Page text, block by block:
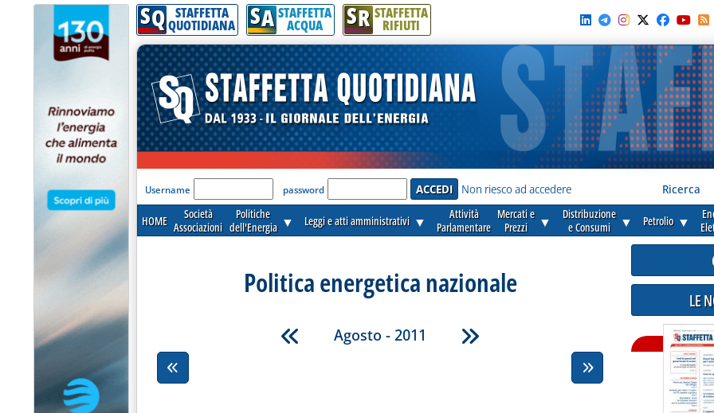
SQ STAFFETTA
QUOTIDIANA SA STAFFETTA
ACQUA SR STAFFETTA
RIFIUTI
'Modulo Login per accedere'
Username password Non riesco ad accedere Ricerca
HOME
Società
Associazioni
Politiche
dell'Energia ▼ Leggi e atti amministrativi ▼
Attività
Parlamentare
Mercati e
Prezzi
▼
Distribuzione
e Consumi
▼ Petrolio ▼
Politica energetica nazionale
Agosto - 2011
LE